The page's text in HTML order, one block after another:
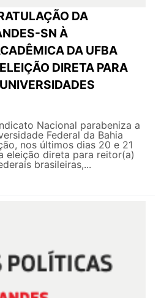
DA
SN À
DA UFBA
DIRETA PARA
Nacional parabeniza a
Federal da Bahia
nos últimos dias 20 e 21
eleição direta para reitor(a)
brasileiras,...